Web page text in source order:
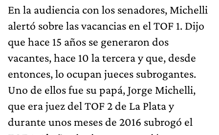
En la audiencia con los senadores, Michelli
alertó sobre las vacancias en el TOF 1. Dijo
que hace 15 años se generaron dos
vacantes, hace 10 la tercera y que, desde
entonces, lo ocupan jueces subrogantes.
Uno de ellos fue su papá, Jorge Michelli,
que era juez del TOF 2 de La Plata y
durante unos meses de 2016 subrogó el